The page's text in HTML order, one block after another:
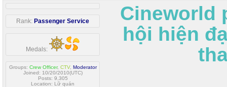
Rank: Passenger Service
Medals:
Groups: Crew Officer, CTV, Moderator
Joined: 10/20/2010(UTC)
Posts: 9,305
Location: Lữ quán
Cineworld
hội hiện